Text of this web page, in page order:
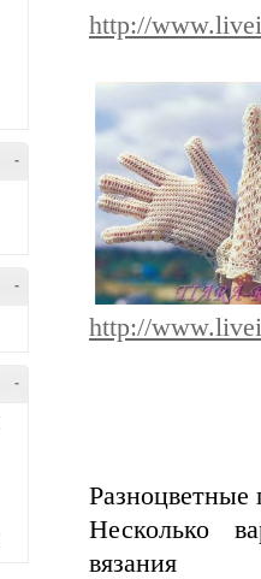
-
-
-
http://
http://
Разноцветные
Несколько